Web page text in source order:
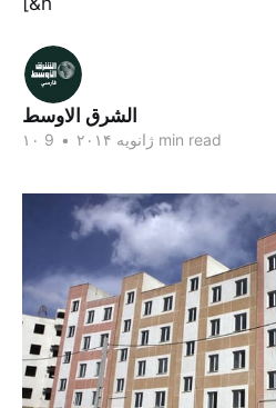
الشرق الاوسط
۱۰ ژانویه ۲۰۱۴ • 9 min read